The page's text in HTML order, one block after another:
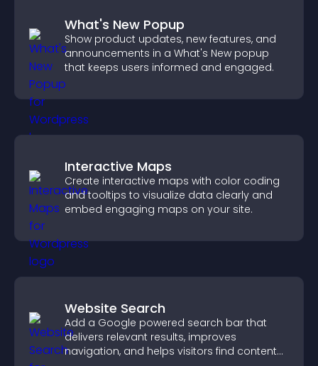
What's New Popup
Show product updates, new features, and
announcements in a What's New popup
that keeps users informed and engaged.
Interactive Maps
Create interactive maps with color coding
and tooltips to visualize data clearly and
embed engaging maps on your site.
Website Search
Add a Google powered search bar that
delivers relevant results, improves
navigation, and helps visitors find content